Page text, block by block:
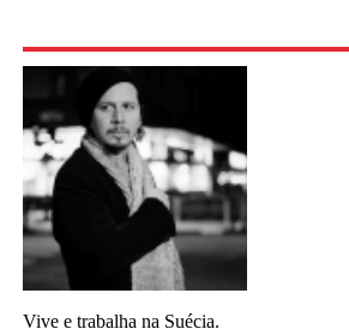
Vive e trabalha na Suécia.